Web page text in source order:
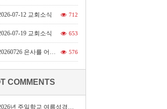
712
07-12 교회소식
653
07-19 교회소식
576
은사를 어떻게 사용할 것인가
COMMENTS
년 주일학교 여름성경학교